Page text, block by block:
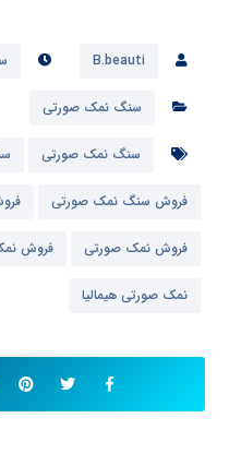
B.beauti
سنگ نمک صورتی
سنگ نمک صورتی
فروش سنگ نمک صورتی
فروش نمک صورتی فروش
نمک صورتی هیمالیا